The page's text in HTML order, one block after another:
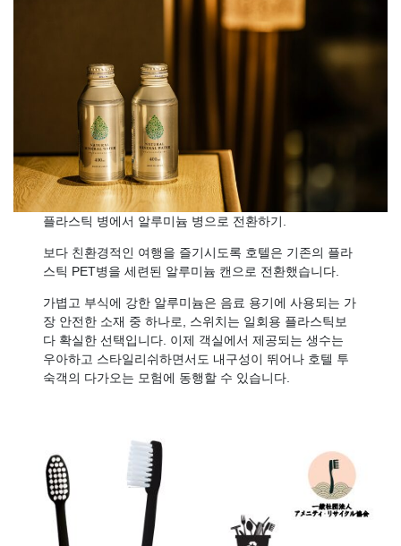
플라스틱 병에서 알루미늄 병으로 전환하기.
보다 친환경적인 여행을 즐기시도록 호텔은 기존의 플라
스틱 PET병을 세련된 알루미늄 캔으로 전환했습니다.
가볍고 부식에 강한 알루미늄은 음료 용기에 사용되는 가
장 안전한 소재 중 하나로, 스위치는 일회용 플라스틱보
다 확실한 선택입니다. 이제 객실에서 제공되는 생수는
우아하고 스타일리쉬하면서도 내구성이 뛰어나 호텔 투
숙객의 다가오는 모험에 동행할 수 있습니다.